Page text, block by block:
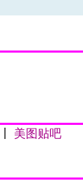
美图贴吧